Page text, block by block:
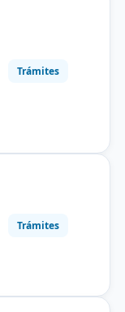
Trámites
Trámites